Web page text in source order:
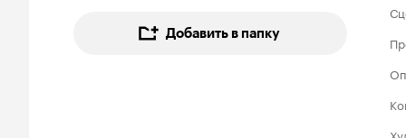
Добавить в папку